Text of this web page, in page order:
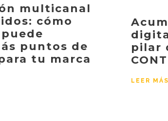
multicanal
cómo
puntos de
tu marca
pilar
LEER MÁS